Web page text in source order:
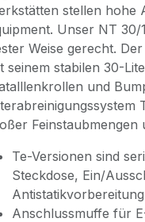
stellen hohe
Unser NT
Weise gerecht.
seinem stabilen 30-
und
Feinstaubmengen
Te-Versionen sind
Steckdose, Ein/
Anschlussmuffe für